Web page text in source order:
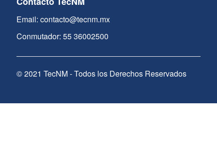
Email: contacto@tecnm.mx
Conmutador: 55 36002500
© 2021 TecNM - Todos los Derechos Reservados